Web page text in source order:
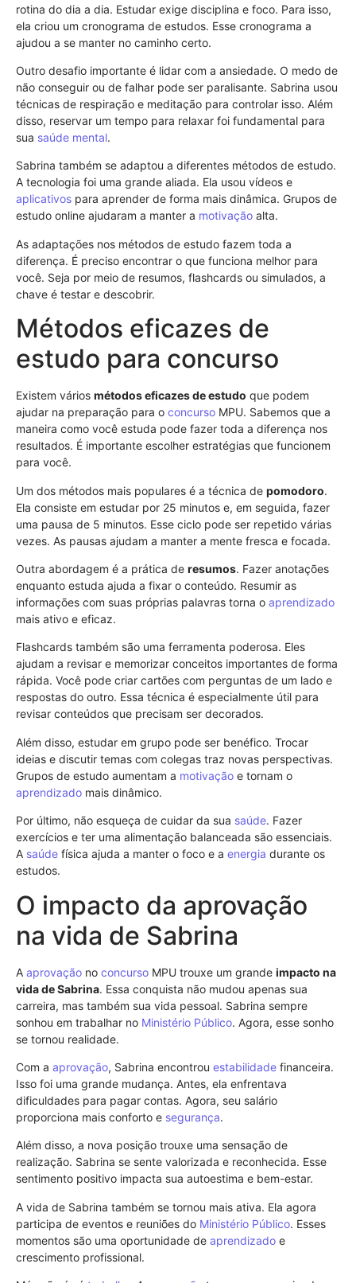
rotina do dia a dia. Estudar exige disciplina e foco. Para isso,
ela criou um cronograma de estudos. Esse cronograma a
ajudou a se manter no caminho certo.
Outro desafio importante é lidar com a ansiedade. O medo de
não conseguir ou de falhar pode ser paralisante. Sabrina usou
técnicas de respiração e meditação para controlar isso. Além
disso, reservar um tempo para relaxar foi fundamental para
sua saúde mental.
Sabrina também se adaptou a diferentes métodos de estudo.
A tecnologia foi uma grande aliada. Ela usou vídeos e
aplicativos para aprender de forma mais dinâmica. Grupos de
estudo online ajudaram a manter a motivação alta.
As adaptações nos métodos de estudo fazem toda a
diferença. É preciso encontrar o que funciona melhor para
você. Seja por meio de resumos, flashcards ou simulados, a
chave é testar e descobrir.
Métodos eficazes de
estudo para concurso
Existem vários métodos eficazes de estudo que podem
ajudar na preparação para o concurso MPU. Sabemos que a
maneira como você estuda pode fazer toda a diferença nos
resultados. É importante escolher estratégias que funcionem
para você.
Um dos métodos mais populares é a técnica de pomodoro.
Ela consiste em estudar por 25 minutos e, em seguida, fazer
uma pausa de 5 minutos. Esse ciclo pode ser repetido várias
vezes. As pausas ajudam a manter a mente fresca e focada.
Outra abordagem é a prática de resumos. Fazer anotações
enquanto estuda ajuda a fixar o conteúdo. Resumir as
informações com suas próprias palavras torna o aprendizado
mais ativo e eficaz.
Flashcards também são uma ferramenta poderosa. Eles
ajudam a revisar e memorizar conceitos importantes de forma
rápida. Você pode criar cartões com perguntas de um lado e
respostas do outro. Essa técnica é especialmente útil para
revisar conteúdos que precisam ser decorados.
Além disso, estudar em grupo pode ser benéfico. Trocar
ideias e discutir temas com colegas traz novas perspectivas.
Grupos de estudo aumentam a motivação e tornam o
aprendizado mais dinâmico.
Por último, não esqueça de cuidar da sua saúde. Fazer
exercícios e ter uma alimentação balanceada são essenciais.
A saúde física ajuda a manter o foco e a energia durante os
estudos.
O impacto da aprovação
na vida de Sabrina
A aprovação no concurso MPU trouxe um grande impacto na
vida de Sabrina. Essa conquista não mudou apenas sua
carreira, mas também sua vida pessoal. Sabrina sempre
sonhou em trabalhar no Ministério Público. Agora, esse sonho
se tornou realidade.
Com a aprovação, Sabrina encontrou estabilidade financeira.
Isso foi uma grande mudança. Antes, ela enfrentava
dificuldades para pagar contas. Agora, seu salário
proporciona mais conforto e segurança.
Além disso, a nova posição trouxe uma sensação de
realização. Sabrina se sente valorizada e reconhecida. Esse
sentimento positivo impacta sua autoestima e bem-estar.
A vida de Sabrina também se tornou mais ativa. Ela agora
participa de eventos e reuniões do Ministério Público. Esses
momentos são uma oportunidade de aprendizado e
crescimento profissional.